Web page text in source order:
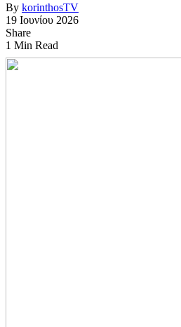
By korinthosTV
19 Ιουνίου 2026
Share
1 Min Read